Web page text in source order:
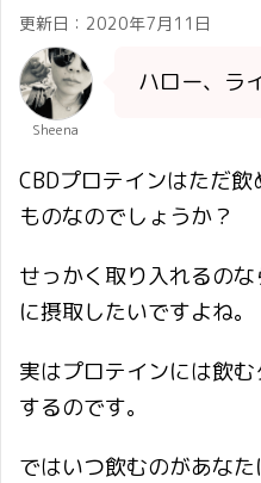
更新日： 2020年7月11日
Sheena
ハロー、ラ
CBDプロテインはただ
ものなのでしょうか？
せっかく取り入れるの
に摂取したいですよね。
実はプロテインには飲
するのです。
ではいつ飲むのがあな